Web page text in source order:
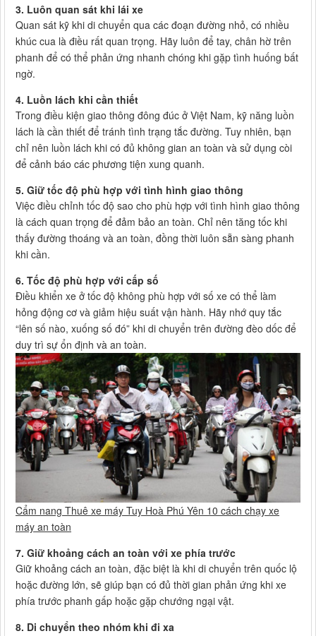
3. Luôn quan sát khi lái xe
Quan sát kỹ khi di chuyển qua các đoạn đường nhỏ, có nhiều
khúc cua là điều rất quan trọng. Hãy luôn để tay, chân hờ trên
phanh để có thể phản ứng nhanh chóng khi gặp tình huống bất
ngờ.
4. Luồn lách khi cần thiết
Trong điều kiện giao thông đông đúc ở Việt Nam, kỹ năng luồn
lách là cần thiết để tránh tình trạng tắc đường. Tuy nhiên, bạn
chỉ nên luồn lách khi có đủ không gian an toàn và sử dụng còi
để cảnh báo các phương tiện xung quanh.
5. Giữ tốc độ phù hợp với tình hình giao thông
Việc điều chỉnh tốc độ sao cho phù hợp với tình hình giao thông
là cách quan trọng để đảm bảo an toàn. Chỉ nên tăng tốc khi
thấy đường thoáng và an toàn, đồng thời luôn sẵn sàng phanh
khi cần.
6. Tốc độ phù hợp với cấp số
Điều khiển xe ở tốc độ không phù hợp với số xe có thể làm
hỏng động cơ và giảm hiệu suất vận hành. Hãy nhớ quy tắc
“lên số nào, xuống số đó” khi di chuyển trên đường đèo dốc để
duy trì sự ổn định và an toàn.
Cẩm nang Thuê xe máy Tuy Hoà Phú Yên 10 cách chạy xe
máy an toàn
7. Giữ khoảng cách an toàn với xe phía trước
Giữ khoảng cách an toàn, đặc biệt là khi di chuyển trên quốc lộ
hoặc đường lớn, sẽ giúp bạn có đủ thời gian phản ứng khi xe
phía trước phanh gấp hoặc gặp chướng ngại vật.
8. Di chuyển theo nhóm khi đi xa